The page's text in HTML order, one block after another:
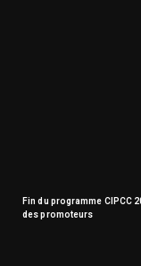
Fin du programme CIPCC
des promoteurs